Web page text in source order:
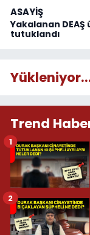
ASAYİŞ
Yakalanan DEAŞ
tutuklandı
Trend
1
2